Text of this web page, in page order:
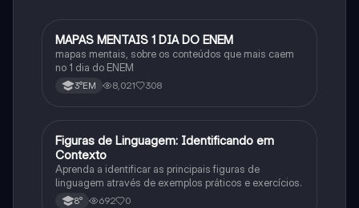
Português
MAPAS MENTAIS 1 DIA DO ENEM
mapas mentais, sobre os conteúdos que mais caem
no 1 dia do ENEM
3°EM 8,021 308
FPortuguês
Figuras de Linguagem: Identificando em
Contexto
Aprenda a identificar as principais figuras de
linguagem através de exemplos práticos e exercícios.
8° 692 0